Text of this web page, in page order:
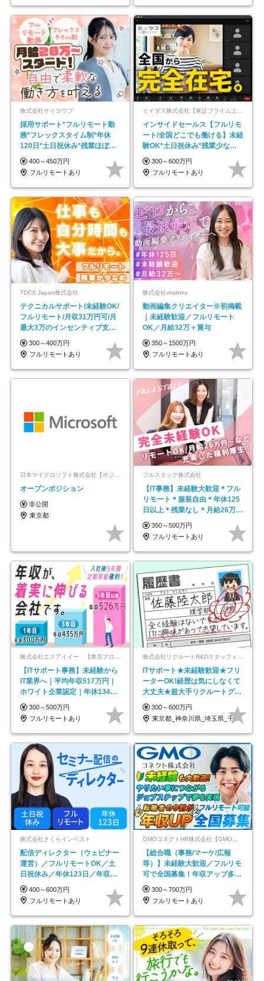
株式会社サイヨウブ
採用サポート*フルリモート勤
務*フレックスタイム制*年休
120日*土日祝休み*残業ほぼな
し*育児中社員8割以上
400～450万円
フルリモートあり
インサイドセールス【フルリモ
ート/全国どこでも働ける】未経
験OK*土日祝休み*残業少なめ*
在宅勤務手当あり
300～600万円
フルリモートあり
TDCX Japan株式会社
テクニカルサポート/未経験OK/
フルリモート/月収31万円可/月
最大3万のインセンティブ支給/
平均年齢33歳
300～400万円
フルリモートあり
株式会社viralinks
動画編集クリエイター※初掲載
｜未経験歓迎／フルリモート
OK／月給32万＋賞与
350～1500万円
フルリモートあり
オープンポジション
非公開
東京都
フルスタック株式会社
【IT事務】未経験大歓迎＊フル
リモート＊服装自由＊年休125
日以上＊残業なし＊月給26万円
以上
350～500万円
フルリモートあり
株式会社エスアイイー 【東京プロマーケット上場】
【ITサポート事務】未経験から
IT業界へ｜平均年収517万円｜
ホワイト企業認定｜年休134日
｜リモートOK
300～500万円
フルリモートあり
株式会社リクルートR&Dスタッフィング【リクルートグループ】
ITサポート★未経験歓迎★フリ
ーターOK!経歴は気にしなくて
大丈夫★超大手リクルートグル
ープの正社員/sg
300～600万円
東京都_神奈川県_埼玉県_千葉県_大阪府…
株式会社さくらインベスト
配信ディレクター（ウェビナー
運営）／フルリモートOK／土
日祝休み／年休123日／年収
600万円可
400～600万円
フルリモートあり
GMOコネクトHR株式会社【GMOインターネットグループ】
【総合職（事務/マーケ/広報
等）】未経験大歓迎／フルリモ
可で全国募集！年収アップ多数
★年休最大130日★
300～700万円
フルリモートあり